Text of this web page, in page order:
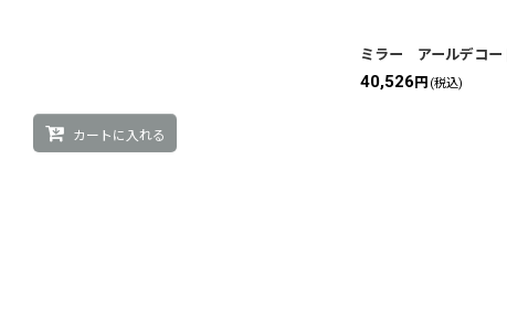
カートに入れる
ミラー アールデコー
40,526 円 (税込)